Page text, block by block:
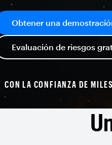
Obtener una
Evaluación de riesgos
CON LA CONFIANZA DE